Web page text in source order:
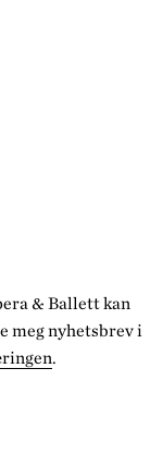
& Ballett kan
meg nyhetsbrev i
.